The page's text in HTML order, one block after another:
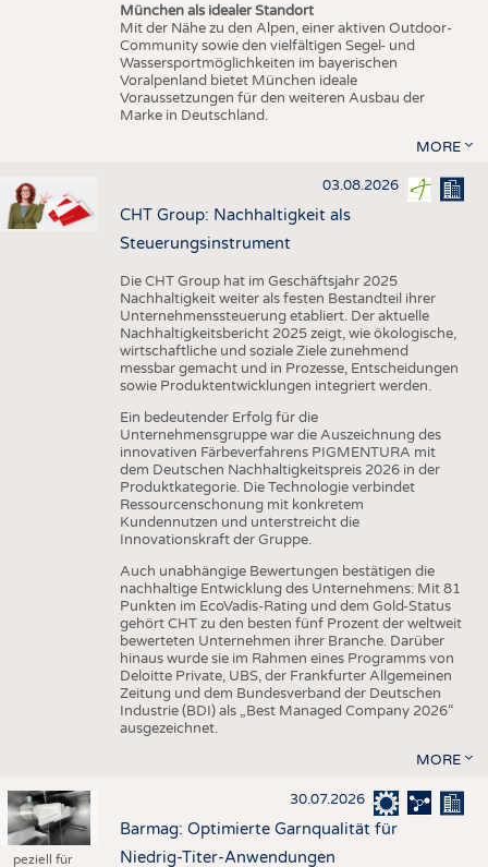
München als idealer Standort
Mit der Nähe zu den Alpen, einer aktiven Outdoor-
Community sowie den vielfältigen Segel- und
Wassersportmöglichkeiten im bayerischen
Voralpenland bietet München ideale
Voraussetzungen für den weiteren Ausbau der
Marke in Deutschland.
MORE
03.08.2026
CHT Group: Nachhaltigkeit als
Steuerungsinstrument
Die CHT Group hat im Geschäftsjahr 2025
Nachhaltigkeit weiter als festen Bestandteil ihrer
Unternehmenssteuerung etabliert. Der aktuelle
Nachhaltigkeitsbericht 2025 zeigt, wie ökologische,
wirtschaftliche und soziale Ziele zunehmend
messbar gemacht und in Prozesse, Entscheidungen
sowie Produktentwicklungen integriert werden.
Ein bedeutender Erfolg für die
Unternehmensgruppe war die Auszeichnung des
innovativen Färbeverfahrens PIGMENTURA mit
dem Deutschen Nachhaltigkeitspreis 2026 in der
Produktkategorie. Die Technologie verbindet
Ressourcenschonung mit konkretem
Kundennutzen und unterstreicht die
Innovationskraft der Gruppe.
Auch unabhängige Bewertungen bestätigen die
nachhaltige Entwicklung des Unternehmens: Mit 81
Punkten im EcoVadis-Rating und dem Gold-Status
gehört CHT zu den besten fünf Prozent der weltweit
bewerteten Unternehmen ihrer Branche. Darüber
hinaus wurde sie im Rahmen eines Programms von
Deloitte Private, UBS, der Frankfurter Allgemeinen
Zeitung und dem Bundesverband der Deutschen
Industrie (BDI) als „Best Managed Company 2026“
ausgezeichnet.
MORE
peziell für
30.07.2026
Barmag: Optimierte Garnqualität für
Niedrig-Titer-Anwendungen